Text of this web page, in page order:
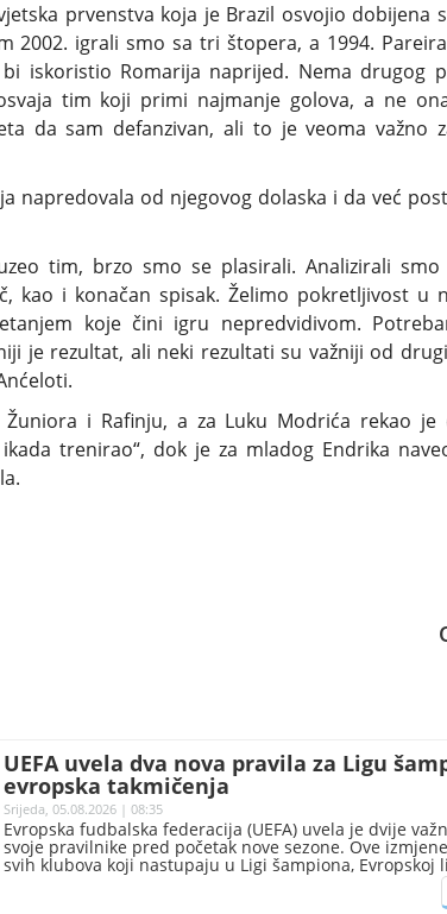
prvenstva koja je Brazil osvojio dobijena
2002. igrali smo sa tri štopera, a 1994.
iskoristio Romarija naprijed. Nema drugog
tim koji primi najmanje golova, a ne
da sam defanzivan, ali to je veoma važno
napredovala od njegovog dolaska i da već
tim, brzo smo se plasirali. Analizirali
kao i konačan spisak. Želimo pokretljivost u
koje čini igru nepredvidivom.
je rezultat, ali neki rezultati su važniji od
i Rafinju, a za Luku Modrića rekao je
trenirao“, dok je za mladog Endrika
UEFA uvela dva nova pravila za Ligu
evropska takmičenja
Srijeda, 05.08.2026 | 08:35
Evropska fudbalska federacija (UEFA) uvela je dvije
svoje pravilnike pred početak nove sezone. Ove
svih klubova koji nastupaju u Ligi šampiona, Evropskoj